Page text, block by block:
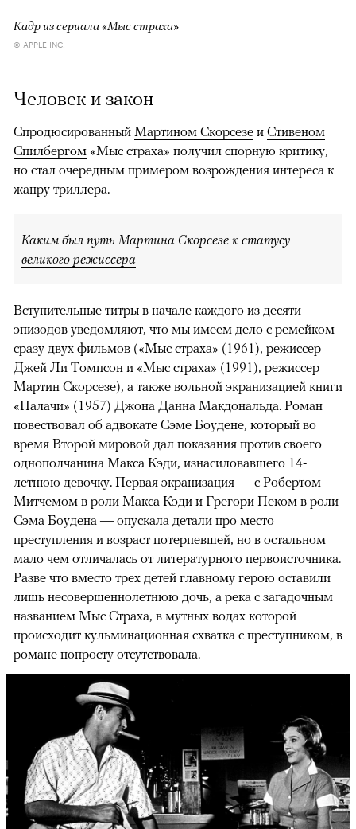
Кадр из сериала «Мыс страха»
© APPLE INC.
Человек и закон
Спродюсированный Мартином Скорсезе и Стивеном
Спилбергом «Мыс страха» получил спорную критику,
но стал очередным примером возрождения интереса к
жанру триллера.
Каким был путь Мартина Скорсезе к статусу
великого режиссера
Вступительные титры в начале каждого из десяти
эпизодов уведомляют, что мы имеем дело с ремейком
сразу двух фильмов («Мыс страха» (1961), режиссер
Джей Ли Томпсон и «Мыс страха» (1991), режиссер
Мартин Скорсезе), а также вольной экранизацией книги
«Палачи» (1957) Джона Данна Макдональда. Роман
повествовал об адвокате Сэме Боудене, который во
время Второй мировой дал показания против своего
однополчанина Макса Кэди, изнасиловавшего 14-
летнюю девочку. Первая экранизация — с Робертом
Митчемом в роли Макса Кэди и Грегори Пеком в роли
Сэма Боудена — опускала детали про место
преступления и возраст потерпевшей, но в остальном
мало чем отличалась от литературного первоисточника.
Разве что вместо трех детей главному герою оставили
лишь несовершеннолетнюю дочь, а река с загадочным
названием Мыс Страха, в мутных водах которой
происходит кульминационная схватка с преступником, в
романе попросту отсутствовала.